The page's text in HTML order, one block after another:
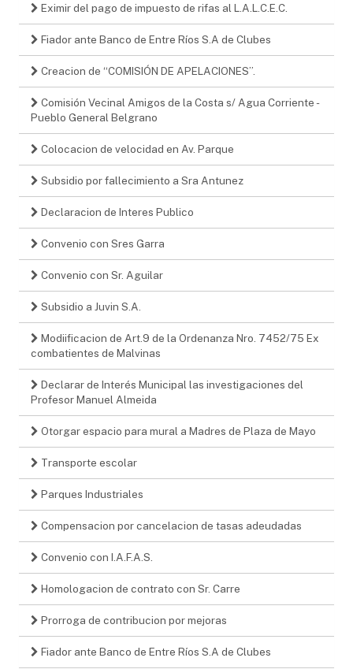
Eximir del pago de impuesto de rifas al L.A.L.C.E.C.
Fiador ante Banco de Entre Ríos S.A de Clubes
Creacion de “COMISIÓN DE APELACIONES”.
Comisión Vecinal Amigos de la Costa s/ Agua Corriente -
Pueblo General Belgrano
Colocacion de velocidad en Av. Parque
Subsidio por fallecimiento a Sra Antunez
Declaracion de Interes Publico
Convenio con Sres Garra
Convenio con Sr. Aguilar
Subsidio a Juvin S.A.
Modiificacion de Art.9 de la Ordenanza Nro. 7452/75 Ex
combatientes de Malvinas
Declarar de Interés Municipal las investigaciones del
Profesor Manuel Almeida
Otorgar espacio para mural a Madres de Plaza de Mayo
Transporte escolar
Parques Industriales
Compensacion por cancelacion de tasas adeudadas
Convenio con I.A.F.A.S.
Homologacion de contrato con Sr. Carre
Prorroga de contribucion por mejoras
Fiador ante Banco de Entre Ríos S.A de Clubes